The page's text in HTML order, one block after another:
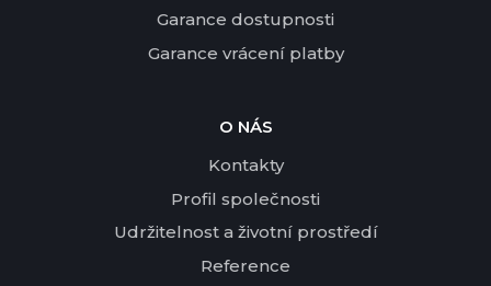
Garance dostupnosti
Garance vrácení platby
O NÁS
Kontakty
Profil společnosti
Udržitelnost a životní prostředí
Reference